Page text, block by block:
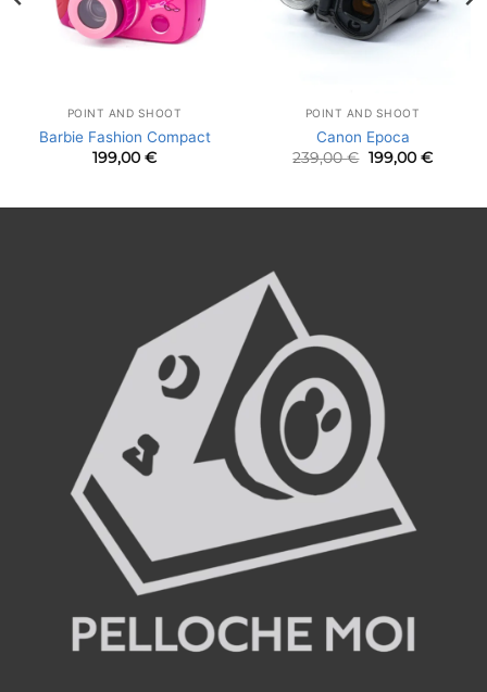
POINT AND SHOOT
Barbie Fashion Compact
199,00 €
POINT AND SHOOT
Canon Epoca
239,00€ Le
prix
239,00 €.
199,00 €Le
199,00